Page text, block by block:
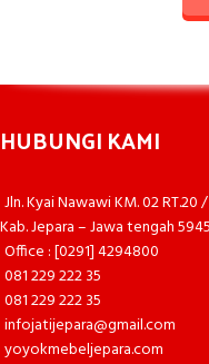
HUBUNGI KAMI
Jln. Kyai Nawawi KM. 02
Kab. Jepara – Jawa tengah
Office : [0291] 4294800
081 229 222 35
081 229 222 35
infojatijepara@gmail.com
yoyokmebeljepara.com